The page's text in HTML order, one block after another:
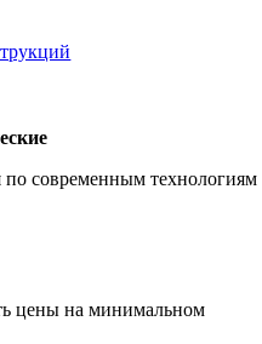
по современным технологиям
цены на минимальном